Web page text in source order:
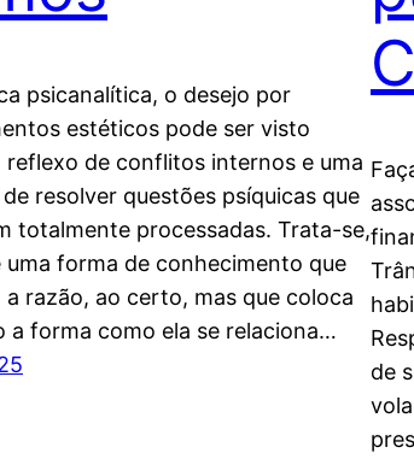
psicanalítica, o desejo por
estéticos pode ser visto
reflexo de conflitos internos e uma
resolver questões psíquicas que
totalmente processadas. Trata-se,
uma forma de conhecimento que
a razão, ao certo, mas que coloca
a forma como ela se relaciona…
de